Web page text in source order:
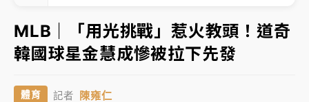
白海豚逼近！北市水門只出不進 未移置車輛最高罰
4800＋拖吊費
白海豚逼近！新北高灘地停車場下午4時強制拖吊 中午
▲
MLB｜「用光挑戰」惹火教頭！道奇
韓國球星金慧成慘被拉下先發
體育 記者 陳雍仁